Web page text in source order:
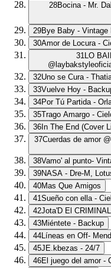
28Bocina - Mr.
29Bye Baby - Vintage
30
31LO BAILA
32
Uno se
33Vuelve Hoy -
34Por Tú Partida -
35
Trago
36 In The End (Cover
37Cuerdas de amor
38Vamo' al punto-
39NASA - Dre-M,
40Mas Que Amigos
41Sueño con ella -
42Jota'D El
43Miéntete - Backup
44Líneas en Off-
45JE.kbezas - 24/7
46El juego del amor -